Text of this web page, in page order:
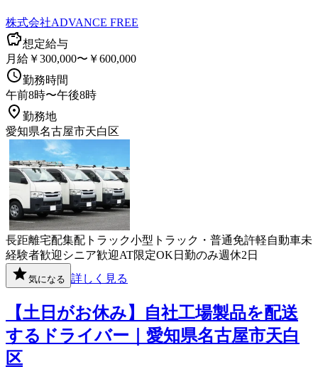
株式会社ADVANCE FREE
想定給与
月給￥300,000〜￥600,000
勤務時間
午前8時〜午後8時
勤務地
愛知県名古屋市天白区
長距離宅配集配 トラック小型トラック・普通免許軽自動車未
経験者歓迎 シニア歓迎AT限定OK 日勤のみ週休2日
気になる 詳しく見る
【土日がお休み】自社工場製品を配送
するドライバー｜愛知県名古屋市天白
区